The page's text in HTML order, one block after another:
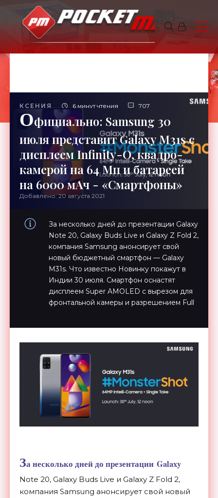
КСЕНИЯ 6 минут чтения 707
Официально: Samsung 30
июля представит Galaxy M31s с
дисплеем Infinity-O, квадро-
камерой на 64 Мп и батареей
на 6000 мАч - «Смартфоны»
Добавлено: 20 августа 2021
За несколько дней до презентации Galaxy
Note 20, Galaxy Buds Live и Galaxy Z Fold 2,
компания Samsung анонсирует свой
новый бюджетный смартфон — Galaxy
M31s. Что известно Новинку покажут в
Индии 30 июля. Смартфон оснастят
дисплеем Super AMOLED с вырезом для
фронтальной камеры и разрешением Full
За несколько дней до презентации Galaxy
Note 20, Galaxy Buds Live и Galaxy Z Fold 2,
компания Samsung анонсирует свой новый